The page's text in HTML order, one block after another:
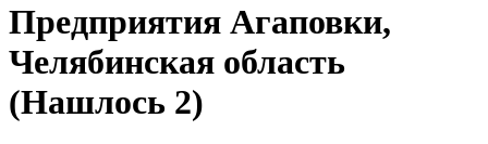
Предприятия Агаповки,
Челябинская область
(Нашлось 2)